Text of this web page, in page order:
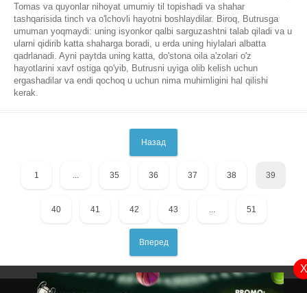
Tomas va quyonlar nihoyat umumiy til topishadi va shahar
tashqarisida tinch va o'lchovli hayotni boshlaydilar. Biroq, Butrusga
umuman yoqmaydi: uning isyonkor qalbi sarguzashtni talab qiladi va u
ularni qidirib katta shaharga boradi, u erda uning hiylalari albatta
qadrlanadi. Ayni paytda uning katta, do'stona oila a'zolari o'z
hayotlarini xavf ostiga qo'yib, Butrusni uyiga olib kelish uchun
ergashadilar va endi qochoq u uchun nima muhimligini hal qilishi
kerak.
Назад
1 ... 35 36 37 38 39
40 41 42 43 ... 51
Вперед
X